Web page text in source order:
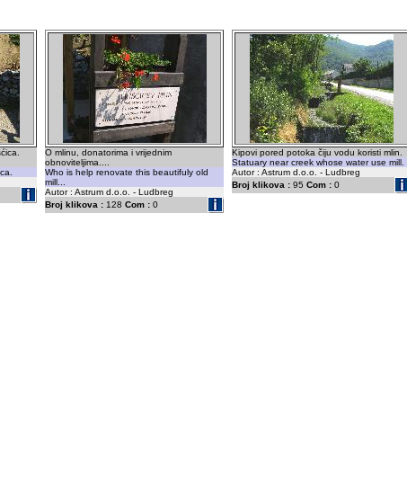
O mlinu, donatorima i vrijednim
obnoviteljima....
Who is help renovate this beautifuly old
mill...
Autor : Astrum d.o.o. - Ludbreg
Broj klikova : 128 Com : 0
Kipovi pored potoka čiju vodu koristi mlin.
Statuary near creek whose water use mill.
Autor : Astrum d.o.o. - Ludbreg
Broj klikova : 95 Com : 0